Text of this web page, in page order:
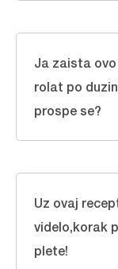
Ja zaista ovo
rolat po
prospe se?
Uz ovaj
videlo,korak
plete!